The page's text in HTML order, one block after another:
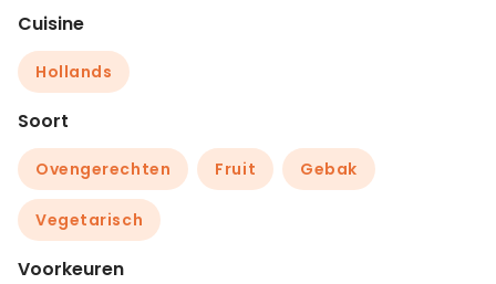
Cuisine
Hollands
Soort
Ovengerechten Fruit Gebak
Vegetarisch
Voorkeuren